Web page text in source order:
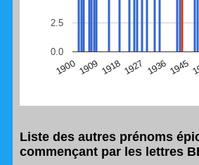
1900 1909 1918 1927 1936 1945
0.0
2.5
navigateur Safari en ce moment)
Liste des autres prénoms
commençant par les lettres